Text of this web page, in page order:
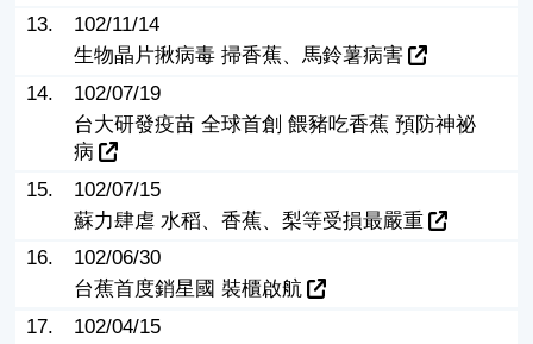
13.
102/11/14
生物晶片揪病毒 掃香蕉、馬鈴薯病害
14.
102/07/19
台大研發疫苗 全球首創 餵豬吃香蕉 預防神祕
病
15.
102/07/15
蘇力肆虐 水稻、香蕉、梨等受損最嚴重
16.
102/06/30
台蕉首度銷星國 裝櫃啟航
17.
102/04/15